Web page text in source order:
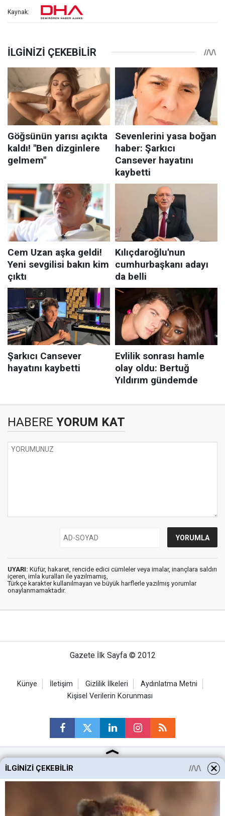
Kaynak:
HABERE YORUM KAT
UYARI: Küfür, hakaret, rencide edici cümleler veya imalar, inançlara saldırı
içeren, imla kuralları ile yazılmamış,
Türkçe karakter kullanılmayan ve büyük harflerle yazılmış yorumlar
onaylanmamaktadır.
Gazete İlk Sayfa © 2012
Künye İletişim Gizlilik İlkeleri
Aydınlatma Metni
Kişisel Verilerin Korunması
Ankara Haberleri
Altındağ Haberleri
İLGINIZI ÇEKEBILIR